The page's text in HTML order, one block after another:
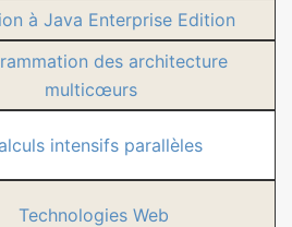
à Java Enterprise Edition
des architecture
multicœurs
intensifs parallèles
Technologies Web